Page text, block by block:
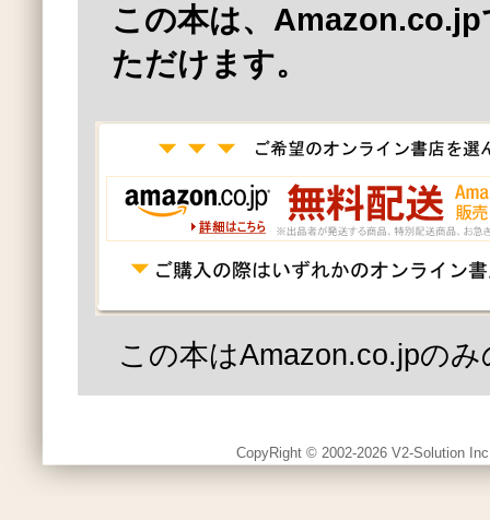
この本は、
ただけます。
この本はAmazon.co.jpの
CopyRight © 2002-2026 V2-Solution